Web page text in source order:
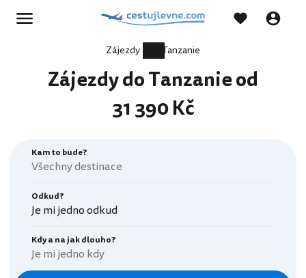
Zájezdy Tanzanie
Zájezdy do Tanzanie od
31 390 Kč
Kam to bude?
Odkud?
Je mi jedno odkud
Kdy a na jak dlouho?
Je mi jedno kdy